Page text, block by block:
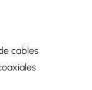
cables